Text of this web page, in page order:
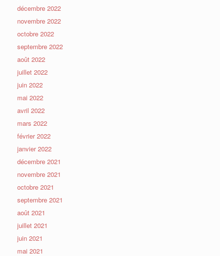
décembre 2022
novembre 2022
octobre 2022
septembre 2022
août 2022
juillet 2022
juin 2022
mai 2022
avril 2022
mars 2022
février 2022
janvier 2022
décembre 2021
novembre 2021
octobre 2021
septembre 2021
août 2021
juillet 2021
juin 2021
mai 2021